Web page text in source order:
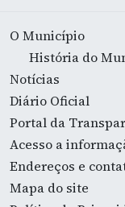
O Município
História do
Notícias
Diário Oficial
Portal da
Acesso a
Endereços e
Mapa do site